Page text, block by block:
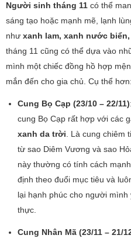
Người sinh tháng 11 có thể
sáng tạo hoặc mạnh mẽ, lạnh
như xanh lam, xanh nước
tháng 11 cũng có thể dựa vào
mình một chiếc đồng hồ hợp
mắn đến cho gia chủ. Cụ thể hơn:
Cung Bọ Cạp (23/10 – 22/11)
cung Bọ Cạp rất hợp với các
xanh da trời . Là cung
từ sao Diêm Vương và sao
này thường có tính cách
định theo đuổi mục tiêu và
lại hạnh phúc cho người
thực.
Cung Nhân Mã (23/11 – 21/